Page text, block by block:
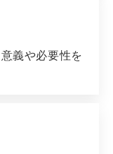
義や必要性を